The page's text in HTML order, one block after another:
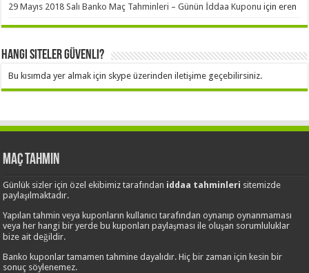
29 Mayıs 2018 Salı Banko Maç Tahminleri – Günün İddaa Kuponu içineren
Hangi Siteler Güvenli?
Bu kısımda yer almak için skype üzerinden iletişime geçebilirsiniz.
Maç Tahmin
Günlük sizler için özel ekibimiz tarafından iddaa tahminleri sitemizde
paylaşılmaktadır.
Yapılan tahmin veya kuponların kullanıcı tarafından oynanıp oynanmaması
veya her hangi bir yerde bu kuponları paylaşması ile oluşan sorumluluklar
bize ait değildir.
Banko kuponlar tamamen tahmine dayalıdır. Hiç bir zaman için kesin bir
sonuç söylenemez.